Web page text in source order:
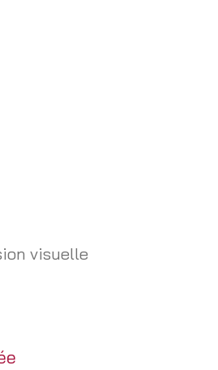
visuelle